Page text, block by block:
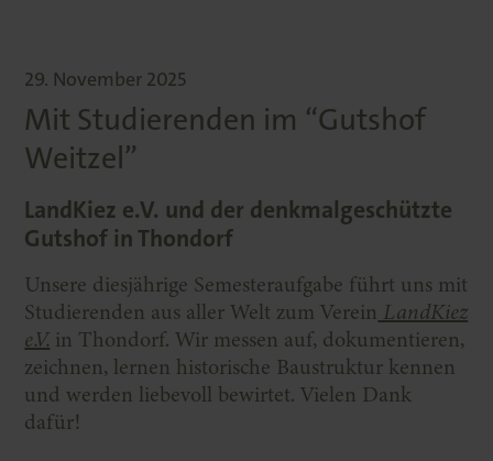
29. November 2025
Mit Studierenden im “Gutshof
Weitzel”
LandKiez e.V. und der denkmalgeschützte
Gutshof in Thondorf
Unsere diesjährige Semesteraufgabe führt uns mit
Studierenden aus aller Welt zum VereinLandKiez
e.V. in Thondorf. Wir messen auf, dokumentieren,
zeichnen, lernen historische Baustruktur kennen
und werden liebevoll bewirtet. Vielen Dank
dafür!